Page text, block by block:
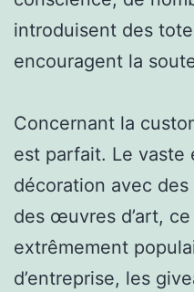
introduisent des
encouragent la
Concernant la
est parfait. Le vaste
décoration avec
des œuvres d’art,
extrêmement
d’entreprise, les